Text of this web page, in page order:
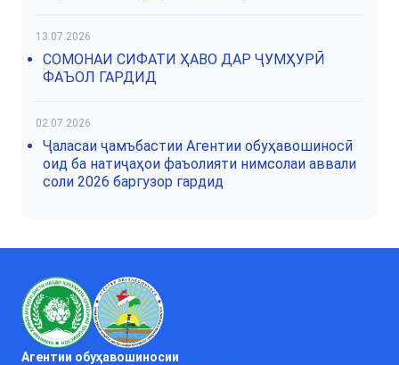
13.07.2026
СОМОНАИ СИФАТИ ҲАВО ДАР ҶУМҲУРӢ
ФАЪОЛ ГАРДИД
02.07.2026
Ҷаласаи ҷамъбастии Агентии обуҳавошиносӣ
оид ба натиҷаҳои фаъолияти нимсолаи аввали
соли 2026 баргузор гардид
Агентии обуҳавошиносии